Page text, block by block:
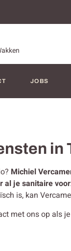
JOBS
Michiel
al je sanitaire
is, kan
met ons op als